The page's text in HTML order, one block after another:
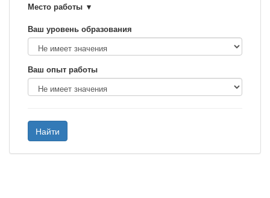
Место работы
Ваш уровень образования
Ваш опыт работы
Найти